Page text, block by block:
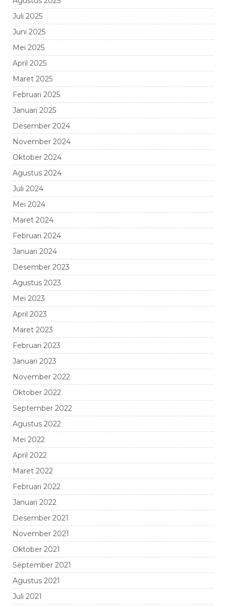
Juli 2025
Juni 2025
Mei 2025
April 2025
Maret 2025
Februari 2025
Januari 2025
Desember 2024
November 2024
Oktober 2024
Agustus 2024
Juli 2024
Mei 2024
Maret 2024
Februari 2024
Januari 2024
Desember 2023
Agustus 2023
Mei 2023
April 2023
Maret 2023
Februari 2023
Januari 2023
November 2022
Oktober 2022
September 2022
Agustus 2022
Mei 2022
April 2022
Maret 2022
Februari 2022
Januari 2022
Desember 2021
November 2021
Oktober 2021
September 2021
Agustus 2021
Juli 2021